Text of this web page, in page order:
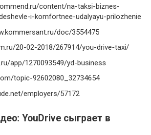
content/na-taksi-biznes-
i-komfortnee-udalyayu-prilozhenie
doc/3554475
20-02-2018/267914/you-drive-taxi/
app/1270093549/yd-business
topic-92602080_32734654
employers/57172
YouDrive сыграет в